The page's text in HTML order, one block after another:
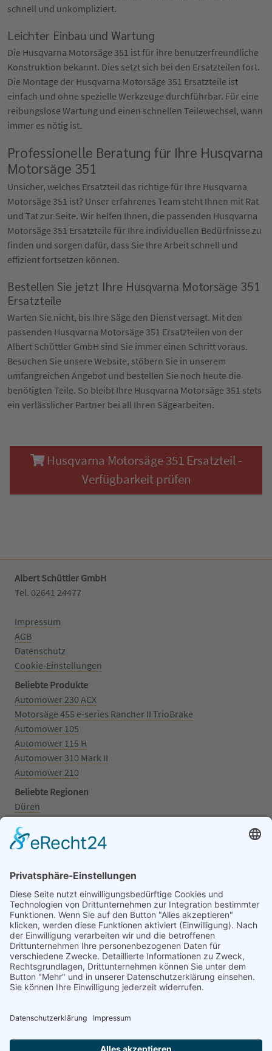
schnell und unkompliziert.
Leichter Einbau und Wartung
Die Husqvarna Motorsäge 351 ist für ihre benutzerfreundliche
Konstruktion bekannt. Dies setzt sich bei den Ersatzteilen fort.
Die Montage der Husqvarna Motorsäge 351 Ersatzteile ist
einfach und ohne spezielle Werkzeuge durchführbar. Für eine
reibungslose Wartung und einen schnellen Teilewechsel, wann
immer es nötig ist.
Professionelle Beratung für Ihre Husqvarna
Motorsäge 351
Unsicher, welches Ersatzteil das richtige für Ihre Husqvarna
Motorsäge 351 ist? Unser erfahrenes Team steht Ihnen mit Rat
und Tat zur Seite. Wir helfen Ihnen, die passenden Husqvarna
Motorsäge 351 Ersatzteile für Ihre individuellen Bedürfnisse zu
finden und sorgen dafür, dass Sie Ihre Arbeit schnell und
effizient fortsetzen können.
Bestellen Sie jetzt Ihre Husqvarna Motorsäge 351
Ersatzteile
Warten Sie nicht, bis Ihre Säge den Dienst versagt. Mit den
passenden Husqvarna Motorsäge 351 Ersatzteilen von der
Albert Schüttler GmbH sind Sie immer einen Schritt voraus.
Besuchen Sie unsere Website, stöbern Sie in unserem
umfangreichen Angebot und bestellen Sie noch heute die
benötigten Teile. So bleibt Ihre Husqvarna Motorsäge 351 stets
ein verlässlicher Partner bei all Ihren Sägearbeiten.
Husqvarna Motorsäge 351 Ersatzteil -
Verfügbarkeit prüfen
Albert Schüttler GmbH
Tel. 02641 24477‬
Impressum
AGB
Datenschutz
Cookie-Einstellungen
Beliebte Produkte
Automower 230 ACX
Motorsäge 455 e-series Rancher II TrioBrake
Automower 105
Automower 115 H
Automower 310 Mark II
Automower 210
Beliebte Regionen
Düren
Grafschaft
Kalenborn
Mayschoß
Bonn
Beliebte Kategorien
Aufsitzrasenmäher
Mähroboter
Motorsäge
Schneefräse
Akku
Generator